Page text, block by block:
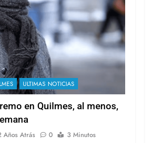
ULTIMAS NOTICIAS
en Quilmes, al menos,
Años Atrás 0
3 Minutos